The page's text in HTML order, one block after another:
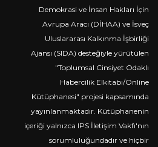
Demokrasi ve İnsan Hakları İçin
Avrupa Aracı (DİHAA) ve İsveç
Uluslararası Kalkınma İşbirliği
Ajansı (SIDA) desteğiyle yürütülen
"Toplumsal Cinsiyet Odaklı
Habercilik Elkitabı/Online
Kütüphanesi" projesi kapsamında
yayınlanmaktadır. Kütüphanenin
içeriği yalnızca IPS İletişim Vakfı'nın
sorumluluğundadır ve hiçbir